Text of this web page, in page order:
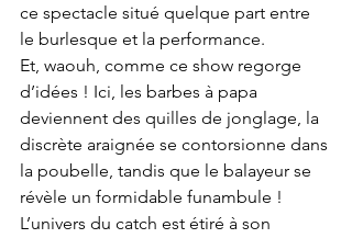
ce spectacle situé quelque part entre
le burlesque et la performance.
Et, waouh, comme ce show regorge
d’idées ! Ici, les barbes à papa
deviennent des quilles de jonglage, la
discrète araignée se contorsionne dans
la poubelle, tandis que le balayeur se
révèle un formidable funambule !
L’univers du catch est étiré à son